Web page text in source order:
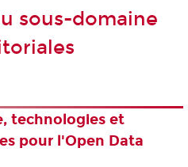
sous-domaine
technologies et
pour l'Open Data